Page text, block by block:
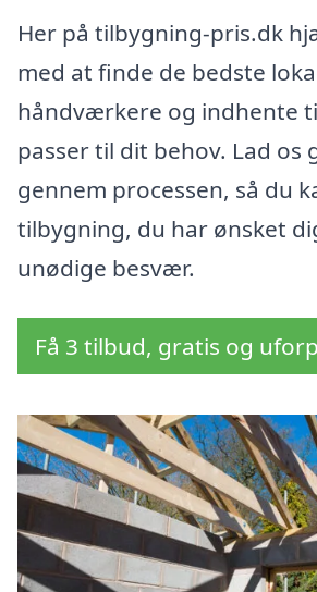
Her på tilbygning-pris.dk
med at finde de bedste
håndværkere og indhente
passer til dit behov. Lad os
gennem processen, så du
tilbygning, du har ønsket
unødige besvær.
Få 3 tilbud, gratis og